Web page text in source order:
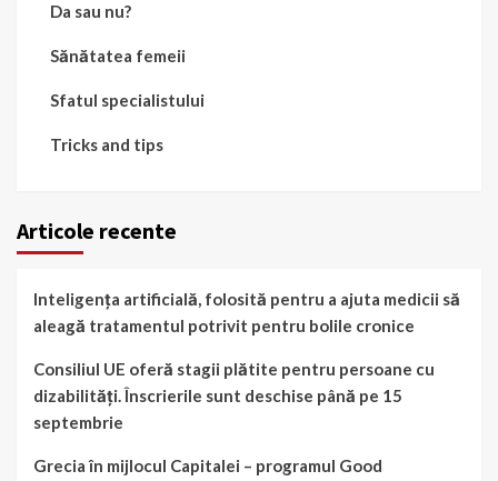
Da sau nu?
Sănătatea femeii
Sfatul specialistului
Tricks and tips
Articole recente
Inteligența artificială, folosită pentru a ajuta medicii să
aleagă tratamentul potrivit pentru bolile cronice
Consiliul UE oferă stagii plătite pentru persoane cu
dizabilități. Înscrierile sunt deschise până pe 15
septembrie
Grecia în mijlocul Capitalei – programul Good